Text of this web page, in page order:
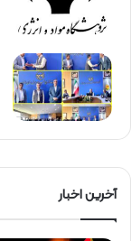
آخرین اخبار